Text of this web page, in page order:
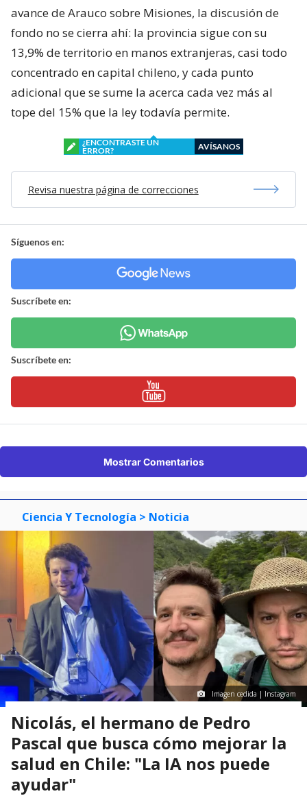
avance de Arauco sobre Misiones, la discusión de
fondo no se cierra ahí: la provincia sigue con su
13,9% de territorio en manos extranjeras, casi todo
concentrado en capital chileno, y cada punto
adicional que se sume la acerca cada vez más al
tope del 15% que la ley todavía permite.
¿ENCONTRASTE UN
ERROR?
AVÍSANOS
Revisa nuestra página de correcciones
Síguenos en:
Suscríbete en:
Suscríbete en:
Mostrar Comentarios
Ciencia Y Tecnología > Noticia
Imagen cedida | Instagram
Nicolás, el hermano de Pedro
Pascal que busca cómo mejorar la
salud en Chile: "La IA nos puede
ayudar"